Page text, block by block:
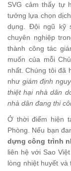
SVG cảm thấy tự
tưởng lựa chọn
dụng. Đội ngũ kỹ
chuyên nghiệp
thành công tác
muốn của mỗi
nhất. Chúng tôi đã
như giám định
thiệt hại nhà dân
nhà dân đang thi
Ở thời điểm hiện
Phòng. Nếu bạn
dựng công trình
liên hệ với Sao
lòng nhiệt huyết